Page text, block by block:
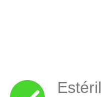
Estéril